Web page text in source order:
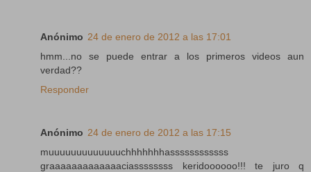
Anónimo 24 de enero de 2012 a las 17:01
hmm...no se puede entrar a los primeros videos aun
verdad??
Responder
Anónimo 24 de enero de 2012 a las 17:15
muuuuuuuuuuuuuchhhhhhhassssssssssss
graaaaaaaaaaaaaciassssssss keridoooooo!!! te juro q